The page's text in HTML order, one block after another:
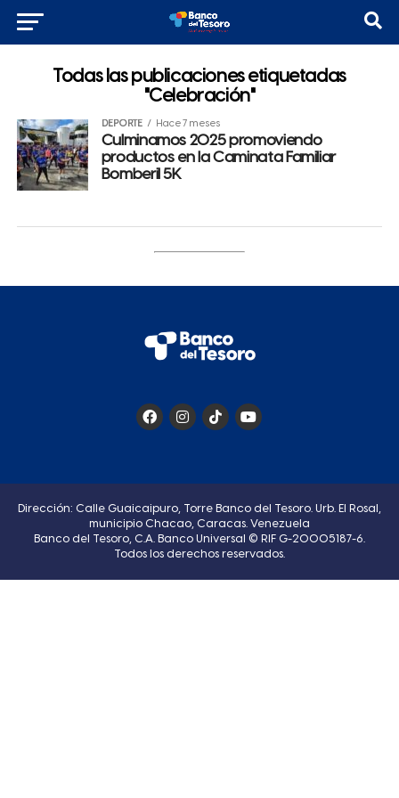
Todas las publicaciones etiquetadas
"Celebración"
DEPORTE Hace 7 meses
Culminamos 2025 promoviendo
productos en la Caminata Familiar
Bomberil 5K
Dirección: Calle Guaicaipuro, Torre Banco del Tesoro. Urb. El Rosal,
municipio Chacao, Caracas. Venezuela
Banco del Tesoro, C.A. Banco Universal © RIF G-20005187-6.
Todos los derechos reservados.